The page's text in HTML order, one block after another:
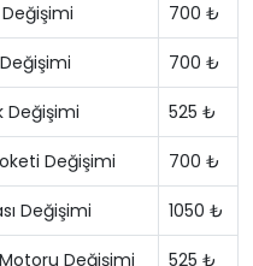
700 ₺
700 ₺
Değişimi 525 ₺
Değişimi 700 ₺
Değişimi 1050 ₺
Değişimi 525 ₺